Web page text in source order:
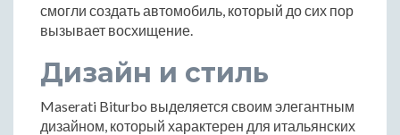
смогли создать автомобиль, который до сих пор
вызывает восхищение.
Дизайн и стиль
Maserati Biturbo выделяется своим элегантным
дизайном, который характерен для итальянских